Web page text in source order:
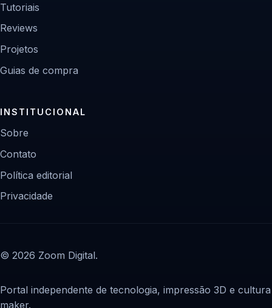
Tutoriais
Reviews
Projetos
Guias de compra
INSTITUCIONAL
Sobre
Contato
Política editorial
Privacidade
© 2026 Zoom Digital.
Portal independente de tecnologia, impressão 3D e cultura
maker.